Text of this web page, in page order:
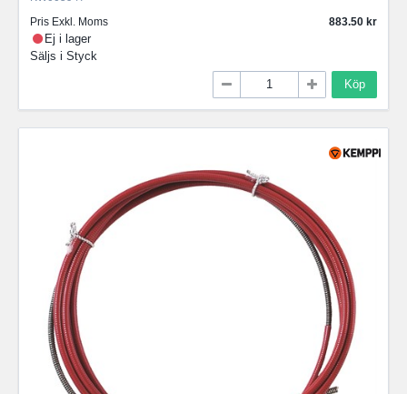
Pris Exkl. Moms
883.50
Ej i lager
Säljs i Styck
Köp